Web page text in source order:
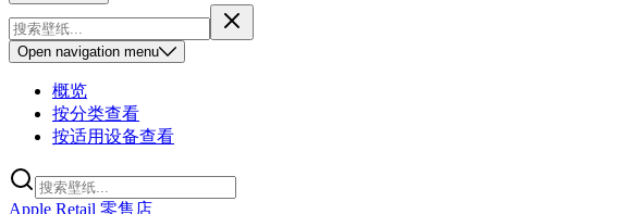
Open navigation menu
概览
按分类查看
按适用设备查看
Apple Retail 零售店